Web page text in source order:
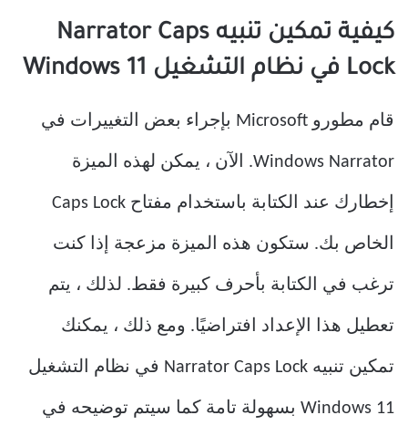
كيفية تمكين تنبيه Narrator Caps
Lock في نظام التشغيل Windows 11
قام مطورو Microsoft بإجراء بعض التغييرات في
Windows Narrator. الآن ، يمكن لهذه الميزة
إخطارك عند الكتابة باستخدام مفتاح Caps Lock
الخاص بك. ستكون هذه الميزة مزعجة إذا كنت
ترغب في الكتابة بأحرف كبيرة فقط. لذلك ، يتم
تعطيل هذا الإعداد افتراضيًا. ومع ذلك ، يمكنك
تمكين تنبيه Narrator Caps Lock في نظام التشغيل
Windows 11 بسهولة تامة كما سيتم توضيحه في